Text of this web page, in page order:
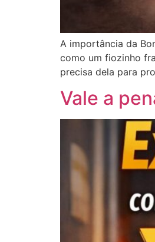
A importância da
como um fiozinho
precisa dela para
Vale a